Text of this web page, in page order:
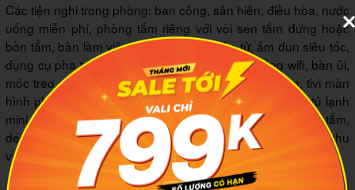
Các tiện nghi trong phòng: ban công, sân hiên, điều hòa, nước
uống miễn phí, phòng tắm riêng với vòi sen tắm đứng hoặc
bồn tắm, bàn làm việc, đầu báo khói điện tử, ấm đun siêu tốc,
dụng cụ pha trà và cà phê, máy sấy tốc, hệ thống wifi, bàn ủi,
móc treo quần áo, dịch vụ báo thức, áo choàng tắm, tivi màn
hình phẳng với hệ thống truyền hình cáp, két an toàn, tủ lạnh
mini, bộ dụng cụ vệ sinh cá nhân miễn phí, áo choàng tắm,
dép đi trong phòng, điện thoại bàn, khu vực phòng ăn, khu
vực tiếp khách, bộ bàn ghế ngoài trời, ghế sofa, giường sofa